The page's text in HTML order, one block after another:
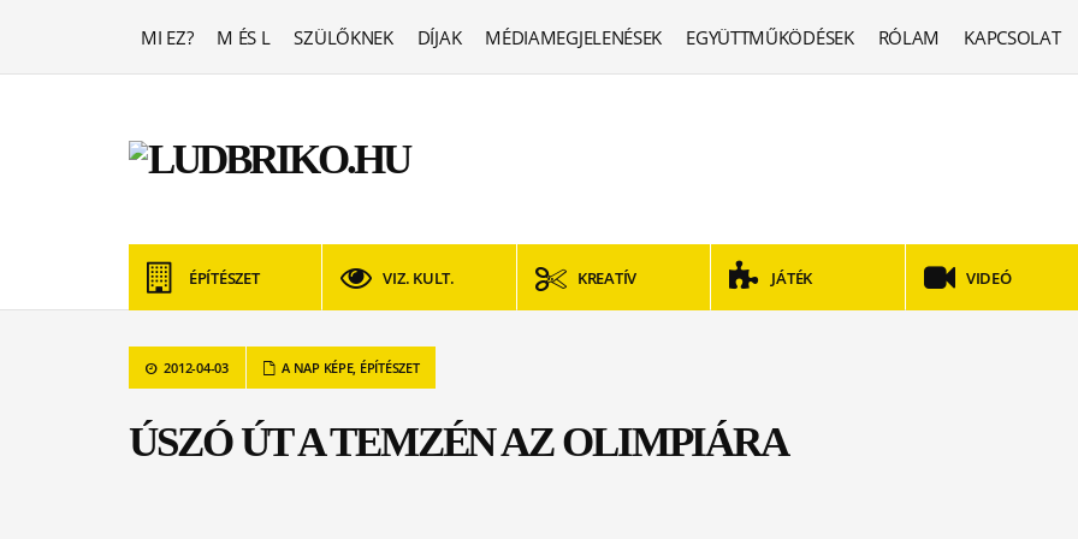
MI EZ? M ÉS L SZÜLŐKNEK DÍJAK MÉDIAMEGJELENÉSEK EGYÜTTMŰKÖDÉSEK RÓLAM KAPCSOLAT
ÉPÍTÉSZET VIZ. KULT. KREATÍV JÁTÉK VIDEÓ
2012-04-03 A NAP KÉPE, ÉPÍTÉSZET
ÚSZÓ ÚT A TEMZÉN AZ OLIMPIÁRA